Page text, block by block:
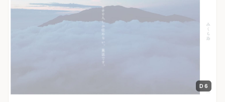
D 6